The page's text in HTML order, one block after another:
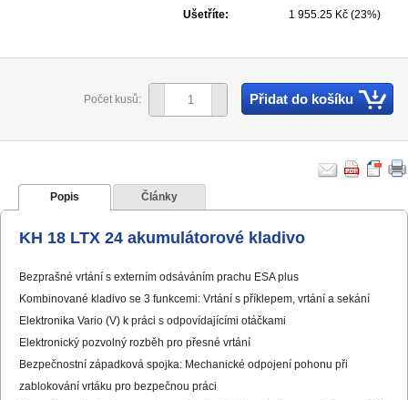
Ušetříte:
1 955.25 Kč (23%)
Počet kusů: Přidat do košíku
Popis Články
KH 18 LTX 24 akumulátorové kladivo
Bezprašné vrtání s externím odsáváním prachu ESA plus
Kombinované kladivo se 3 funkcemi: Vrtání s příklepem, vrtání a sekání
Elektronika Vario (V) k práci s odpovídajícími otáčkami
Elektronický pozvolný rozběh pro přesné vrtání
Bezpečnostní západková spojka: Mechanické odpojení pohonu při
zablokování vrtáku pro bezpečnou práci